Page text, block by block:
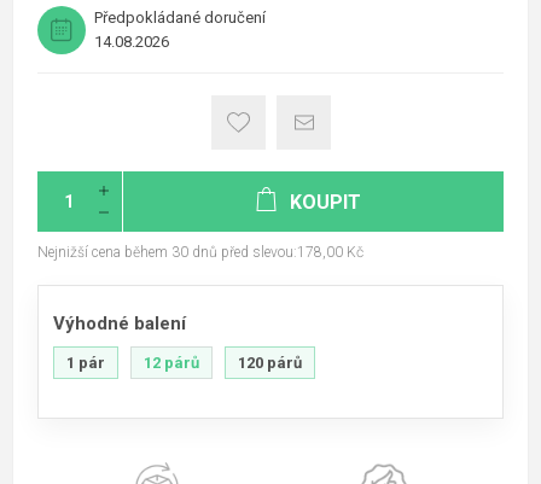
Předpokládané doručení
14.08.2026
KOUPIT
Nejnižší cena během 30 dnů před slevou:178,00 Kč
Výhodné balení
1 pár 12 párů 120 párů